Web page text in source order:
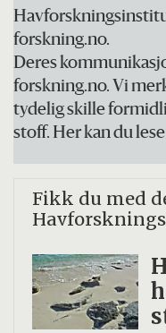
helsemessig
det en
forskning.no.
Deres
forskning.no. Vi
tydelig skille
stoff. Her kan du
Fikk du med